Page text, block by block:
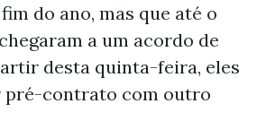
do ano, mas que até o
a um acordo de
desta quinta-feira, eles
pré-contrato com outro